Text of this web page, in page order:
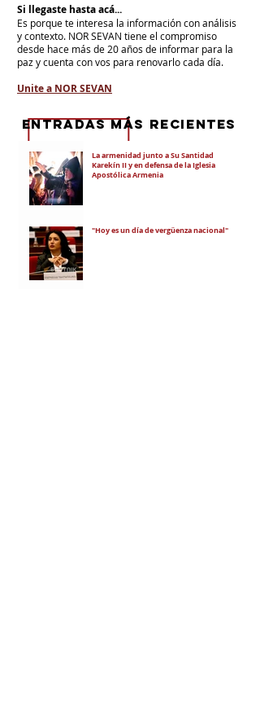
Si llegaste hasta acá...
Es porque te interesa la información con análisis
y contexto. NOR SEVAN tiene el compromiso
desde hace más de 20 años de informar para la
paz y cuenta con vos para renovarlo cada día.
Unite a NOR SEVAN
La armenidad junto a Su Santidad
Karekín II y en defensa de la Iglesia
Apostólica Armenia
"Hoy es un día de vergüenza nacional"
eNTRADAS MÁS RECIENTES